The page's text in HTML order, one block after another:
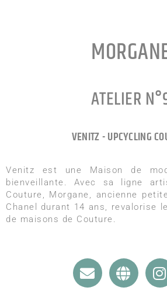
ATELIER
VENITZ - UPCYCLING
Venitz est une Maison de
bienveillante. Avec sa ligne
Couture, Morgane, ancienne
Chanel durant 14 ans, revalorise
de maisons de Couture.
Envelope
Globe